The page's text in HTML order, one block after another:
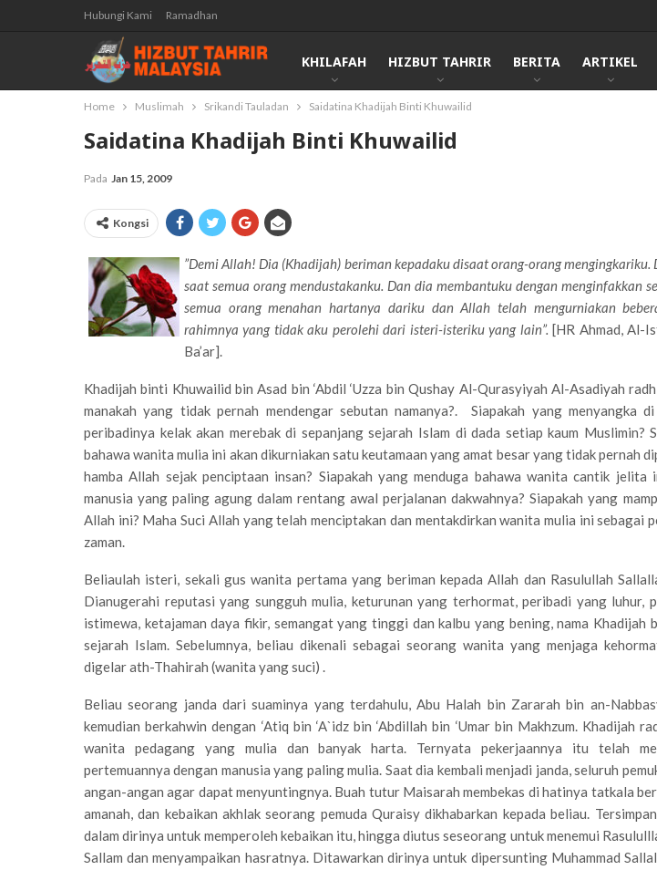
Hubungi Kami Ramadhan
KHILAFAH HIZBUT TAHRIR BERITA ARTIKEL
Home Muslimah Srikandi Tauladan Saidatina Khadijah Binti Khuwailid
Saidatina Khadijah Binti Khuwailid
Pada Jan 15, 2009
Kongsi
”Demi Allah! Dia (Khadijah) beriman kepadaku disaat orang-orang mengingkariku.
saat semua orang mendustakanku. Dan dia membantuku dengan menginfakkan
semua orang menahan hartanya dariku dan Allah telah mengurniakan
rahimnya yang tidak aku perolehi dari isteri-isteriku yang lain”. [HR Ahmad, Al-
Ba’ar].
Khadijah binti Khuwailid bin Asad bin ‘Abdil ‘Uzza bin Qushay Al-Qurasyiyah Al-Asadiyah
manakah yang tidak pernah mendengar sebutan namanya?. Siapakah yang menyangka
peribadinya kelak akan merebak di sepanjang sejarah Islam di dada setiap kaum Muslimin?
bahawa wanita mulia ini akan dikurniakan satu keutamaan yang amat besar yang tidak pernah
hamba Allah sejak penciptaan insan? Siapakah yang menduga bahawa wanita cantik jelita
manusia yang paling agung dalam rentang awal perjalanan dakwahnya? Siapakah yang
Allah ini? Maha Suci Allah yang telah menciptakan dan mentakdirkan wanita mulia ini sebagai
zaman.
Beliaulah isteri, sekali gus wanita pertama yang beriman kepada Allah dan Rasulullah
Dianugerahi reputasi yang sungguh mulia, keturunan yang terhormat, peribadi yang luhur,
istimewa, ketajaman daya fikir, semangat yang tinggi dan kalbu yang bening, nama Khadijah
sejarah Islam. Sebelumnya, beliau dikenali sebagai seorang wanita yang menjaga
digelar ath-Thahirah (wanita yang suci) .
Beliau seorang janda dari suaminya yang terdahulu, Abu Halah bin Zararah bin an-
kemudian berkahwin dengan ‘Atiq bin ‘A`idz bin ‘Abdillah bin ‘Umar bin Makhzum. Khadijah
wanita pedagang yang mulia dan banyak harta. Ternyata pekerjaannya itu telah
pertemuannya dengan manusia yang paling mulia. Saat dia kembali menjadi janda, seluruh
angan-angan agar dapat menyuntingnya. Buah tutur Maisarah membekas di hatinya tatkala
amanah, dan kebaikan akhlak seorang pemuda Quraisy dikhabarkan kepada beliau.
dalam dirinya untuk memperoleh kebaikan itu, hingga diutus seseorang untuk menemui
Sallam dan menyampaikan hasratnya. Ditawarkan dirinya untuk dipersunting Muhammad